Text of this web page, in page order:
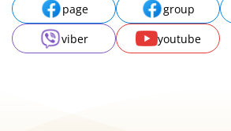
page group
viber
youtube